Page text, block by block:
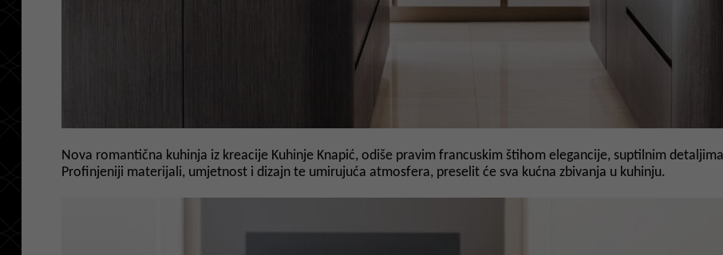
Nova romantična kuhinja iz kreacije Kuhinje Knapić, odiše pravim francuskim štihom elegancije, suptilnim
Profinjeniji materijali, umjetnost i dizajn te umirujuća atmosfera, preselit će sva kućna zbivanja u kuhinju.